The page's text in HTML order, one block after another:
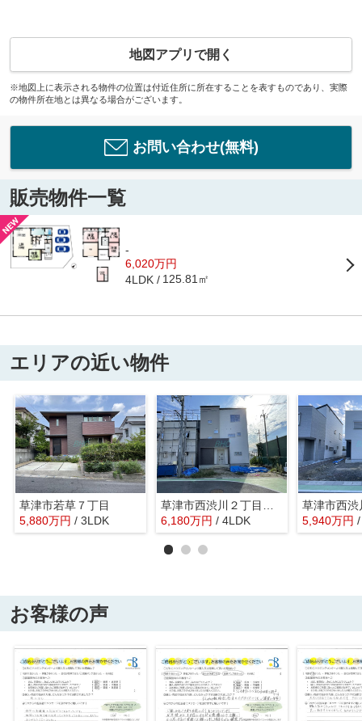
地図アプリで開く
※地図上に表示される物件の位置は付近住所に所在することを表すものであり、実際
の物件所在地とは異なる場合がございます。
お問い合わせ(無料)
販売物件一覧
-
6,020万円
4LDK 125.81㎡
エリアの近い物件
草津市若草７丁目
5,880万円 / 3LDK
6,180万円 / 4LDK 5,940万円
お客様の声